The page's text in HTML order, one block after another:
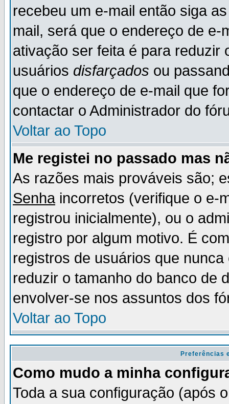
recebeu um e-mail então siga
mail, será que o endereço de
ativação ser feita é para reduzir
usuários disfarçados ou
que o endereço de e-mail que
contactar o Administrador do
Voltar ao Topo
Me registei no passado mas
As razões mais prováveis são;
Senhaincorretos (verifique o e-
registrou inicialmente), ou o
registro por algum motivo. É
registros de usuários que
reduzir o tamanho do banco de
envolver-se nos assuntos dos
Voltar ao Topo
Preferências
Como mudo a minha
Toda a sua configuração (após